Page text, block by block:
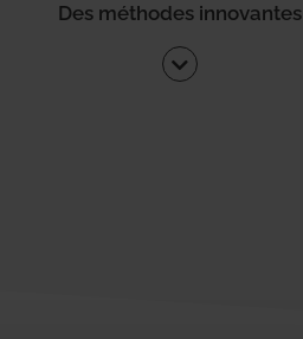
Des méthodes innovantes